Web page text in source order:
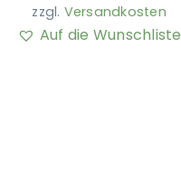
zzgl. Versandkosten
Auf die Wunschliste